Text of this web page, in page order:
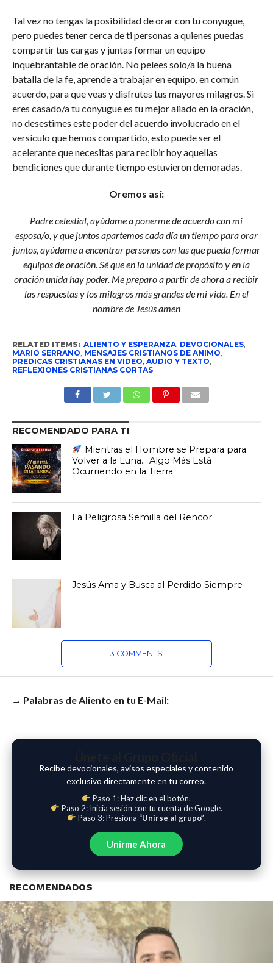
Tal vez no tengas la posibilidad de orar con tu conyugue,
pero puedes tener cerca de ti personas a quienes puedas
compartir tus cargas y juntas formar un equipo
inquebrantable de oración. No pelees solo/a la buena
batalla de la fe, aprende a trabajar en equipo, en común
acuerdo, para que veas y disfrutes tus mayores milagros. Si
eres casado/a tu conyugue es tu mejor aliado en la oración,
no desestimes este poder del acuerdo involucrado en el
versículo que hemos compartido, esto puede ser el
acelerante que necesitas para recibir hoy aquellas
bendiciones que durante tiempo estuvieron demoradas.
Oremos así:
Padre celestial, ayúdame a ponerme de acuerdo con mi
esposa/o, y que juntos apartemos cada día un tiempo para orar
juntos, ayúdame a encontrar personas con las que pueda formar
equipos de oración. Sé que en la unidad de propósito y en la
oración unida hay poder. Me preparo a partir de ahora a recibir
las respuestas y los milagros más grandes de mi vida. En el
nombre de Jesús amen
RELATED ITEMS: ALIENTO Y ESPERANZA, DEVOCIONALES,
MARIO SERRANO, MENSAJES CRISTIANOS DE ANIMO,
PREDICAS CRISTIANAS EN VIDEO, AUDIO Y TEXTO,
REFLEXIONES CRISTIANAS CORTAS
RECOMENDADO PARA TI
Mientras el Hombre se Prepara para
Volver a la Luna… Algo Más Está
Ocurriendo en la Tierra
La Peligrosa Semilla del Rencor
Jesús Ama y Busca al Perdido Siempre
3 COMMENTS
→ Palabras de Aliento en tu E-Mail:
Recibe devocionales, avisos especiales y contenido
exclusivo directamente en tu correo.
Paso 1: Haz clic en el botón.
Paso 2: Inicia sesión con tu cuenta de Google.
Paso 3: Presiona “Unirse al grupo”.
Unirme Ahora
RECOMENDADOS